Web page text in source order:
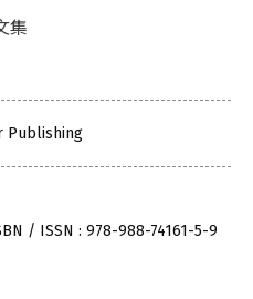
集
Publishing
/ ISSN : 978-988-74161-5-9